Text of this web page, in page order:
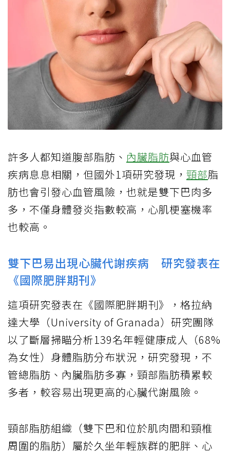
許多人都知道腹部脂肪、 內臟脂肪與心血管
疾病息息相關，但國外1項研究發現， 頸部脂
肪也會引發心血管風險，也就是雙下巴肉多
多，不僅身體發炎指數較高，心肌梗塞機率
也較高。
雙下巴易出現心臟代謝疾病 研究發表在
《國際肥胖期刊》
這項研究發表在《國際肥胖期刊》，格拉納
達大學（University of Granada）研究團隊
以了斷層掃瞄分析139名年輕健康成人（68%
為女性）身體脂肪分布狀況，研究發現，不
管總脂肪、內臟脂肪多寡，頸部脂肪積累較
多者，較容易出現更高的心臟代謝風險。
頸部脂肪組織（雙下巴和位於肌肉間和頸椎
周圍的脂肪）屬於久坐年輕族群的肥胖、心